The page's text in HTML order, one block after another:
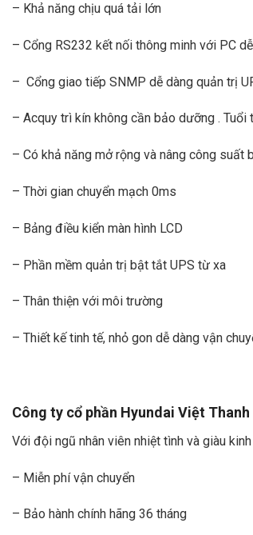
– Khả năng chịu quá tải lớn
– Cổng RS232 kết nối thông minh với PC
– Cổng giao tiếp SNMP dễ dàng quản trị
– Acquy trì kín không cần bảo dưỡng .
– Có khả năng mở rộng và nâng công
– Thời gian chuyển mạch 0ms
– Bảng điều kiển màn hình LCD
– Phần mềm quản trị bật tắt UPS từ xa
– Thân thiện với môi trường
– Thiết kế tinh tế, nhỏ gon dễ dàng vận
Công ty cổ phần Hyundai Việt
Với đội ngũ nhân viên nhiệt tình và giàu
– Miễn phí vận chuyển
– Bảo hành chính hãng 36 tháng